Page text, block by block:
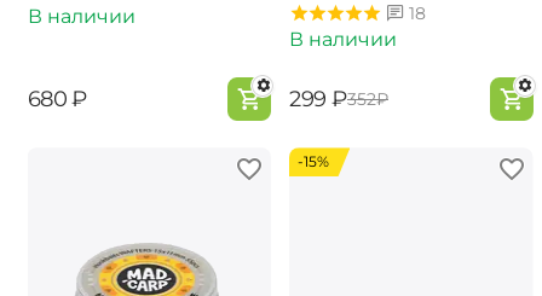
В наличии
‍680‍ ₽
18
В наличии
‍299‍ ₽‍352‍₽
-15%